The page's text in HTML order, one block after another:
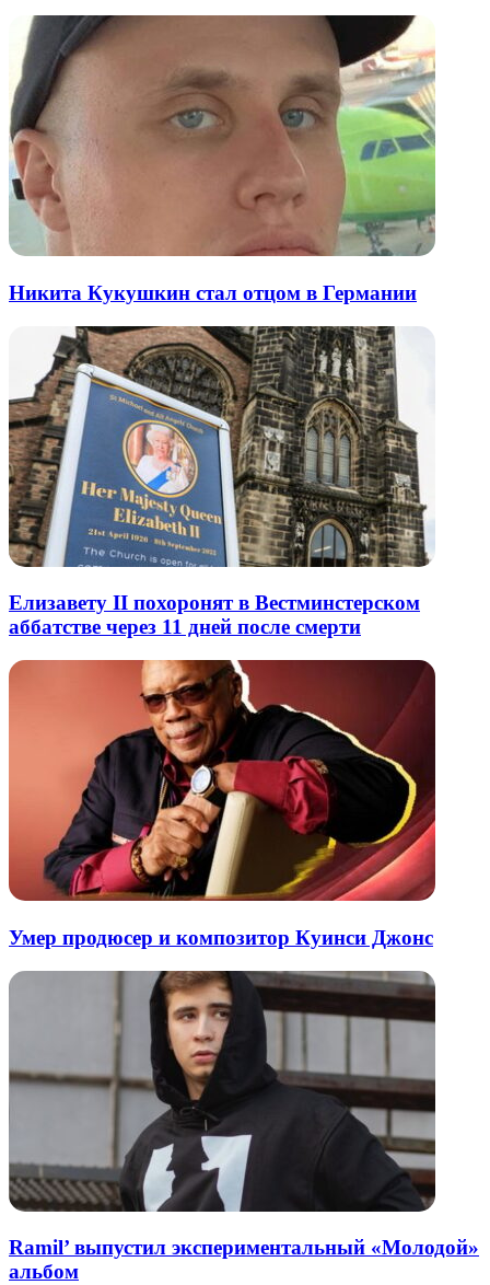
Никита Кукушкин стал отцом в Германии
Елизавету II похоронят в Вестминстерском
аббатстве через 11 дней после смерти
Умер продюсер и композитор Куинси Джонс
Ramil’ выпустил экспериментальный «Молодой»
альбом